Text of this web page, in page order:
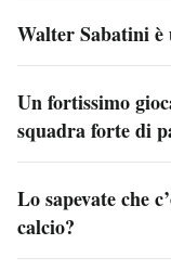
Walter Sabatini è
Un fortissimo
squadra forte di
Lo sapevate che
calcio?